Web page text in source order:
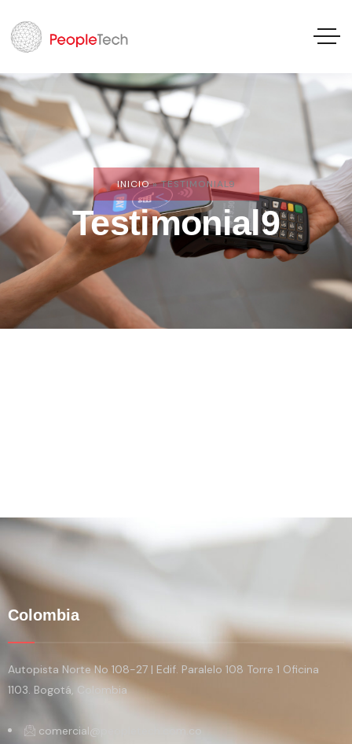
INICIO»TESTIMONIAL9
Testimonial9
Colombia
Autopista Norte No 108-27 | Edif. Paralelo 108 Torre 1 Oficina
1103. Bogotá, Colombia
comercial@peopletech.com.co